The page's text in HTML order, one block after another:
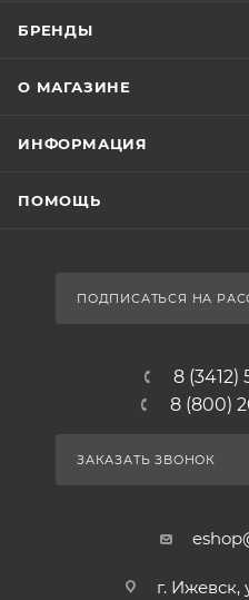
БРЕНДЫ
О МАГАЗИНЕ
ИНФОРМАЦИЯ
ПОМОЩЬ
ПОДПИСАТЬСЯ НА
8 (3412)
8 (800)
ЗАКАЗАТЬ ЗВОНОК
г. Ижевск,